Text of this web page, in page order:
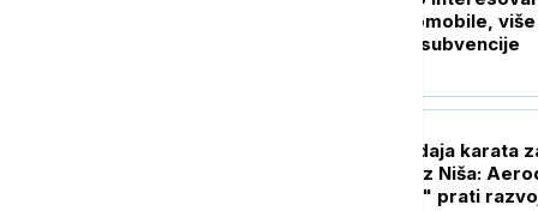
za električne automobile,
1.000 zahteva za subvencije
Obustavljena prodaja karata
"Ryanair" letove iz Niša:
"Konstantin Veliki" prati